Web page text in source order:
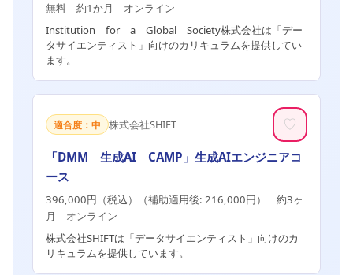
無料 約1か月 オンライン
Institution for a Global Society株式会社は「デー
タサイエンティスト」向けのカリキュラムを提供してい
ます。
適合度：中 株式会社SHIFT ♡
「DMM 生成AI CAMP」生成AIエンジニアコ
ース
396,000円（税込）（補助適用後: 216,000円） 約3ヶ
月 オンライン
株式会社SHIFTは「データサイエンティスト」向けのカ
リキュラムを提供しています。